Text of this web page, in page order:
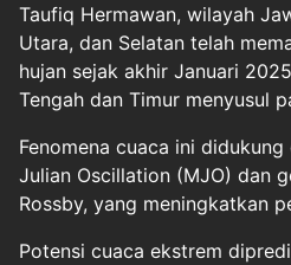
Taufiq Hermawan, wilayah
Utara, dan Selatan telah
hujan sejak akhir Januari
Tengah dan Timur menyusul
Fenomena cuaca ini
Julian Oscillation (MJO) dan
Rossby, yang meningkatkan
Potensi cuaca ekstrem